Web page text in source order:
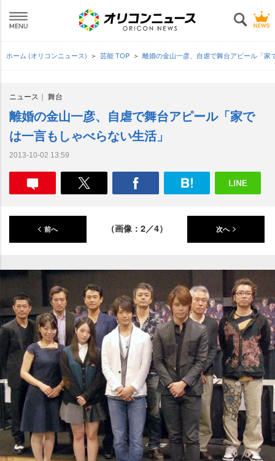
ホーム (オリコンニュース) 芸能 TOP 離婚の金山一彦、自虐で舞台アピール「
ニュース 舞台
離婚の金山一彦、自虐で舞台アピール「家で
は一言もしゃべらない生活」
2013-10-02 13:59
前へ （画像：2／4） 次へ